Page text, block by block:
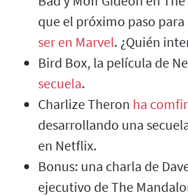
que el próximo paso para
ser en Marvel. ¿Quién
Bird Box, la película de
secuela.
Charlize Theron ha
desarrollando una
en Netflix.
Bonus: una charla de
ejecutivo de The